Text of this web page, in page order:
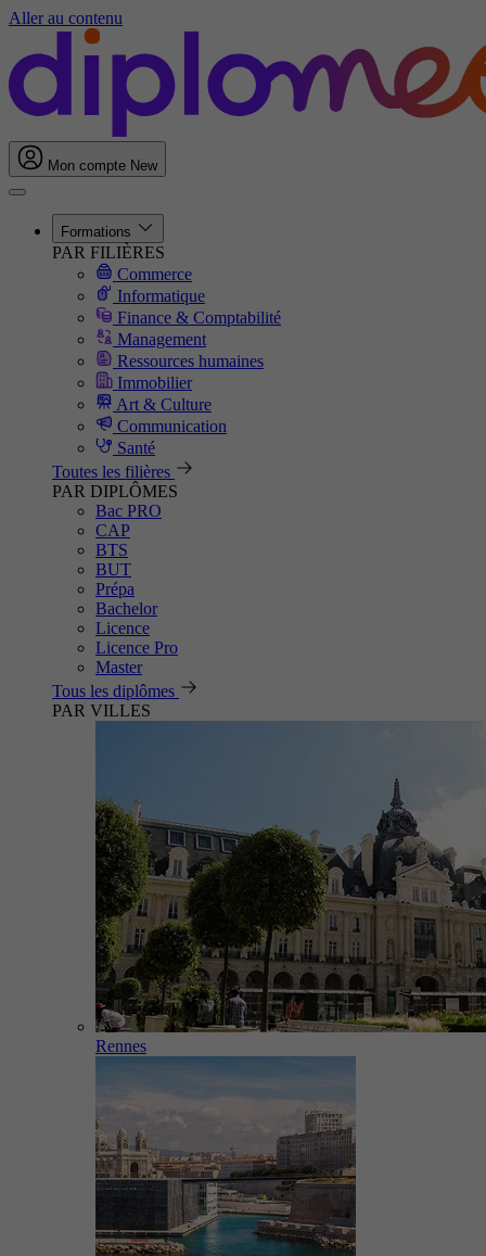
Aller au contenu
Mon compte New
Formations
PAR FILIÈRES
Commerce
Informatique
Finance & Comptabilité
Management
Ressources humaines
Immobilier
Art & Culture
Communication
Santé
Toutes les filières
PAR DIPLÔMES
Bac PRO
CAP
BTS
BUT
Prépa
Bachelor
Licence
Licence Pro
Master
Tous les diplômes
PAR VILLES
Rennes